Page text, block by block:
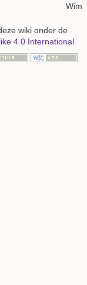
Wim
wiki onder de
4.0 International